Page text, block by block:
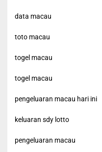
data macau
toto macau
togel macau
togel macau
pengeluaran macau hari ini
keluaran sdy lotto
pengeluaran macau